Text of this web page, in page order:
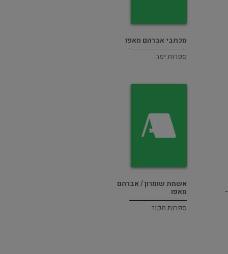
מכתבי אברהם מאפו
ספרות יפה
אשמת שומרון / אברהם
מאפו
ספרות מקור